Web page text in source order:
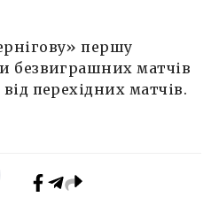
першу
безвиграшних матчів
перехідних матчів.